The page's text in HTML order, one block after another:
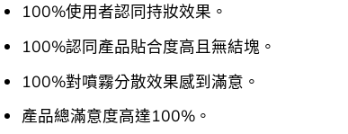
100%使用者認同持妝效果。
100%認同產品貼合度高且無結塊。
100%對噴霧分散效果感到滿意。
產品總滿意度高達100%。